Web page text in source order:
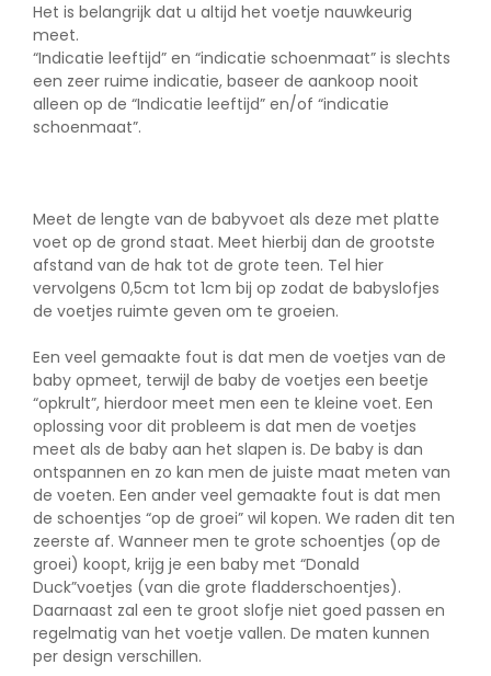
Het is belangrijk dat u altijd het voetje nauwkeurig
meet.
“Indicatie leeftijd” en “indicatie schoenmaat” is slechts
een zeer ruime indicatie, baseer de aankoop nooit
alleen op de “Indicatie leeftijd” en/of “indicatie
schoenmaat”.
Meet de lengte van de babyvoet als deze met platte
voet op de grond staat. Meet hierbij dan de grootste
afstand van de hak tot de grote teen. Tel hier
vervolgens 0,5cm tot 1cm bij op zodat de babyslofjes
de voetjes ruimte geven om te groeien.
Een veel gemaakte fout is dat men de voetjes van de
baby opmeet, terwijl de baby de voetjes een beetje
“opkrult”, hierdoor meet men een te kleine voet. Een
oplossing voor dit probleem is dat men de voetjes
meet als de baby aan het slapen is. De baby is dan
ontspannen en zo kan men de juiste maat meten van
de voeten. Een ander veel gemaakte fout is dat men
de schoentjes “op de groei” wil kopen. We raden dit ten
zeerste af. Wanneer men te grote schoentjes (op de
groei) koopt, krijg je een baby met “Donald
Duck”voetjes (van die grote fladderschoentjes).
Daarnaast zal een te groot slofje niet goed passen en
regelmatig van het voetje vallen. De maten kunnen
per design verschillen.